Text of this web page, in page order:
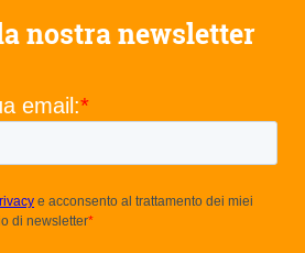
nostra newsletter